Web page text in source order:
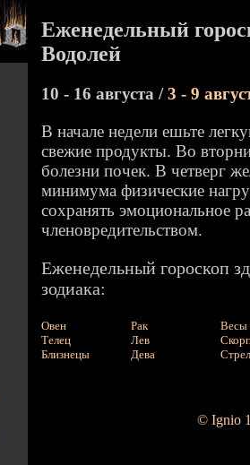
Еженедельный
Водолей
10 - 16 августа /3 - 9
В начале недели ешьте
свежие продукты. Во
болезни почек. В четверг
минимума физические
сохранять эмоциональное
членовредительством.
Еженедельный гороскоп
зодиака:
Овен
Телец
Близнецы
Рак
Лев
Дева
Весы
© Ignio